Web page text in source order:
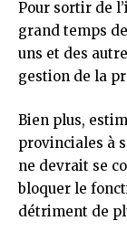
Pour sortir de
grand temps
uns et des
gestion de la
Bien plus,
provinciales à
ne devrait se
bloquer le
détriment de